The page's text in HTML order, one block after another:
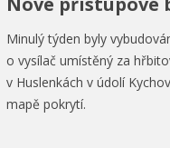
Minulý týden byly
o vysílač umístěný za
v Huslenkách v údolí
mapě pokrytí.